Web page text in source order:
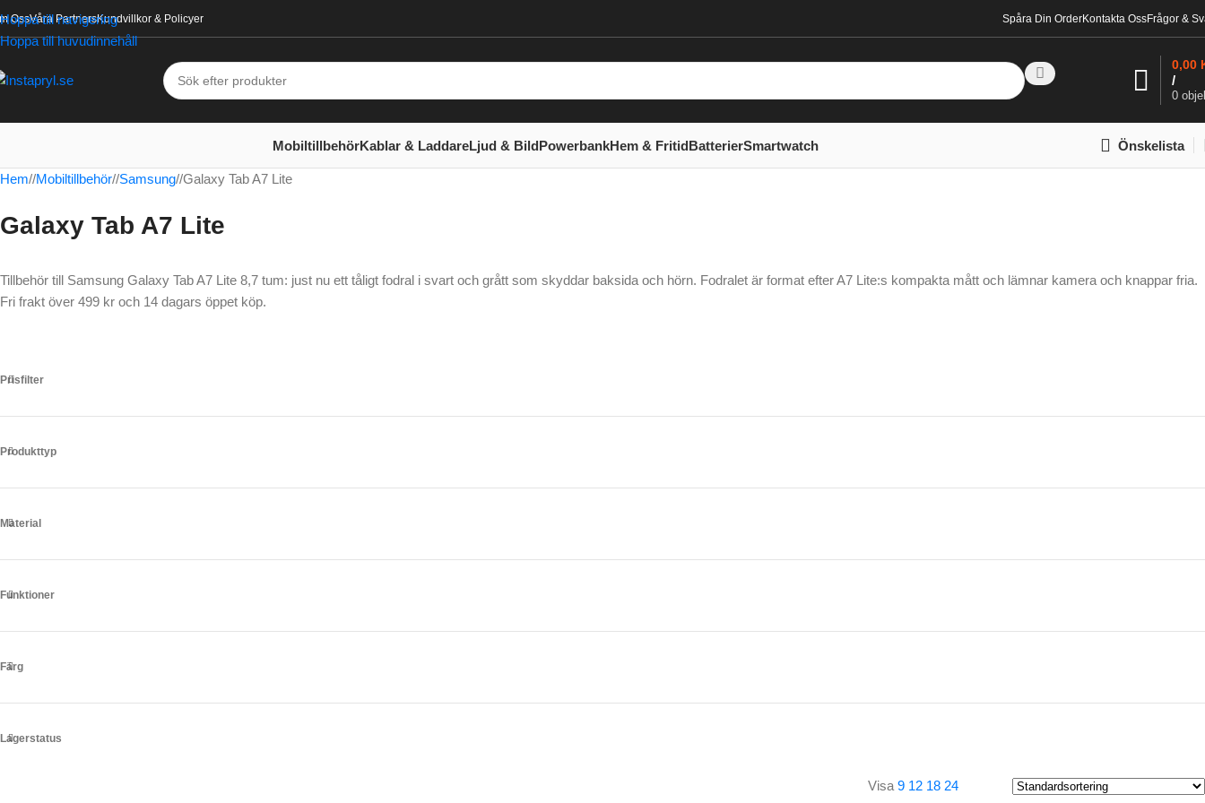
Hoppa till navigering
Hoppa till huvudinnehåll
OssVåra PartnersKundvillkor & Policyer Spåra Din OrderKontakta OssFrågor &
0
/
0,00
MobiltillbehörKablar & LaddareLjud & BildPowerbankHem & FritidBatterierSmartwatch Önskelista
Hem/ Mobiltillbehör/ Samsung/ Galaxy Tab A7 Lite
Galaxy Tab A7 Lite
Tillbehör till Samsung Galaxy Tab A7 Lite 8,7 tum: just nu ett tåligt fodral i svart och grått som skyddar baksida och hörn. Fodralet är format efter A7 Lite:s kompakta mått och lämnar kamera och knappar fria.
Fri frakt över 499 kr och 14 dagars öppet köp.
Prisfilter
Produkttyp
Material
Funktioner
Färg
Lagerstatus
Visa 9 12 18 24